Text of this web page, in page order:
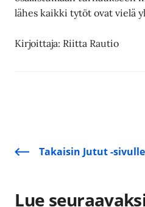
lähes kaikki tytöt ovat vielä
Kirjoittaja: Riitta Rautio
Takaisin Jutut -sivulle
Lue